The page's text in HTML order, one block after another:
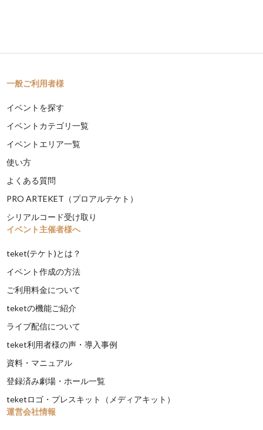
一般ご利用者様
イベントを探す
イベントカテゴリ一覧
イベントエリア一覧
使い方
よくある質問
PRO ARTEKET（プロアルテケト）
シリアルコード受け取り
イベント主催者様へ
teket(テケト)とは？
イベント作成の方法
ご利用料金について
teketの機能ご紹介
ライブ配信について
teket利用者様の声・導入事例
資料・マニュアル
登録済み劇場・ホール一覧
teketロゴ・プレスキット（メディアキット）
運営会社情報